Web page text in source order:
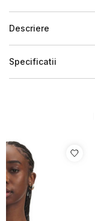
Descriere
Specificatii